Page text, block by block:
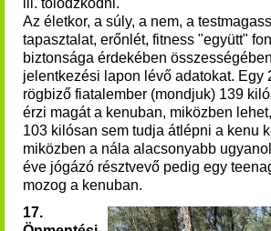
ill. tolódzkodni.
Az életkor, a súly, a nem, a
tapasztalat, erőnlét, fitness "együtt"
biztonsága érdekében ö
jelentkezési lapon lévő adatokat. Egy
rögbiző fiatalember (mondjuk) 139
érzi magát a kenuban, miközben
103 kilósan sem tudja átlépni a kenu
miközben a nála alacsonyabb
éve jógázó résztvevő pedig egy
mozog a kenuban.
17.